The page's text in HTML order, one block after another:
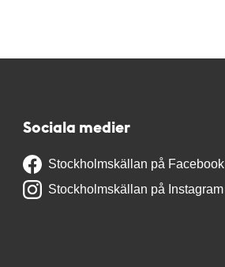
Sociala medier
Stockholmskällan på Facebook
Stockholmskällan på Instagram